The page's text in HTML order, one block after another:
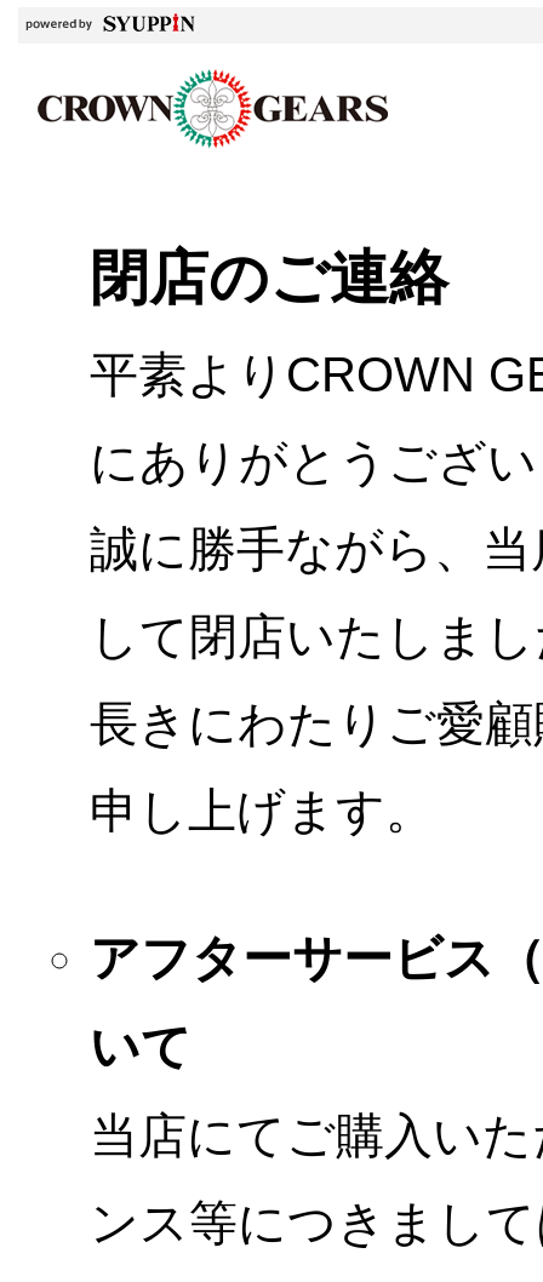
閉店のご連絡
平素よりCROWN
にありがとうござ
誠に勝手ながら、
して閉店いたしま
長きにわたりご愛
申し上げます。
アフターサービス
いて
当店にてご購入い
ンス等につきまし